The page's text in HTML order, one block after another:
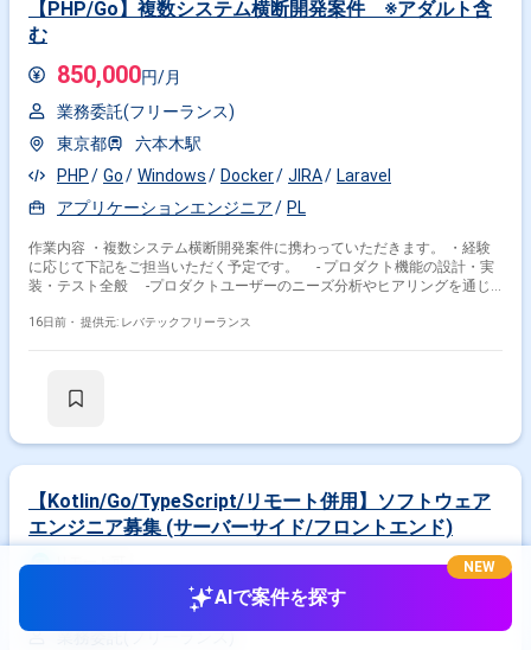
【PHP/Go】複数システム横断開発案件 ※アダルト含
む
850,000円/月
業務委託(フリーランス)
東京都
六本木駅
PHP
Go Windows Docker JIRA
Laravel
アプリケーションエンジニア
PL
作業内容 ・複数システム横断開発案件に携わっていただきます。 ・経験
に応じて下記をご担当いただく予定です。 - プロダクト機能の設計・実
装・テスト全般 -プロダクトユーザーのニーズ分析やヒアリングを通じ
に応じた対応とクロージング ※アダルトコンテンツを含みます 業務で触れ
16日前・ 提供元: レバテックフリーランス
【Kotlin/Go/TypeScript/リモート併用】ソフトウェア
エンジニア募集 (サーバーサイド/フロントエンド)
リモート可
業務委託(フリーランス)
AIで案件を探す
NEW